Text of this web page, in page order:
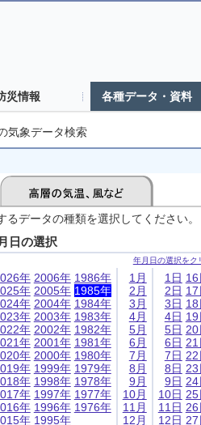
災情報 各種データ・資料
気象データ検索
データの種類を選択してください。
日の選択
年月日の選択をク
年
年
年
年
年
年
年
年
年
年
年
年
2006年
2005年
2004年
2003年
2002年
2001年
2000年
1999年
1998年
1997年
1996年
1995年
1986年
1985年
1984年
1983年
1982年
1981年
1980年
1979年
1978年
1977年
1976年
1月
2月
3月
4月
5月
6月
7月
8月
9月
10月
11月
12月
1日
2日
3日
4日
5日
6日
7日
8日
9日
10日
11日
12日
16
17
18
19
20
21
22
23
24
25
26
27